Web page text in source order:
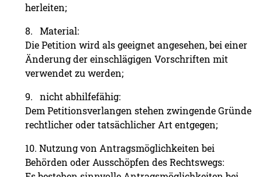
herleiten;
8. Material:
Die Petition wird als geeignet angesehen, bei einer
Änderung der einschlägigen Vorschriften mit
verwendet zu werden;
9. nicht abhilfefähig:
Dem Petitionsverlangen stehen zwingende Gründe
rechtlicher oder tatsächlicher Art entgegen;
10. Nutzung von Antragsmöglichkeiten bei
Behörden oder Ausschöpfen des Rechtswegs: